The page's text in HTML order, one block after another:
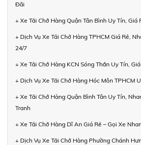
Đãi
+ Xe Tải Chở Hàng Quận Tân Bình Uy Tín, Giá
+ Dịch Vụ Xe Tải Chở Hàng TPHCM Giá Rẻ,
24/7
+ Xe Tải Chở Hàng KCN Sóng Thần Uy Tín,
+ Dịch Vụ Xe Tải Chở Hàng Hóc Môn TPHCM
+ Xe Tải Chở Hàng Quận Bình Tân Uy Tín,
Tranh
+ Xe Tải Chở Hàng Dĩ An Giá Rẻ – Gọi Xe
+ Dịch Vụ Xe Tải Chở Hàng Phường Chánh